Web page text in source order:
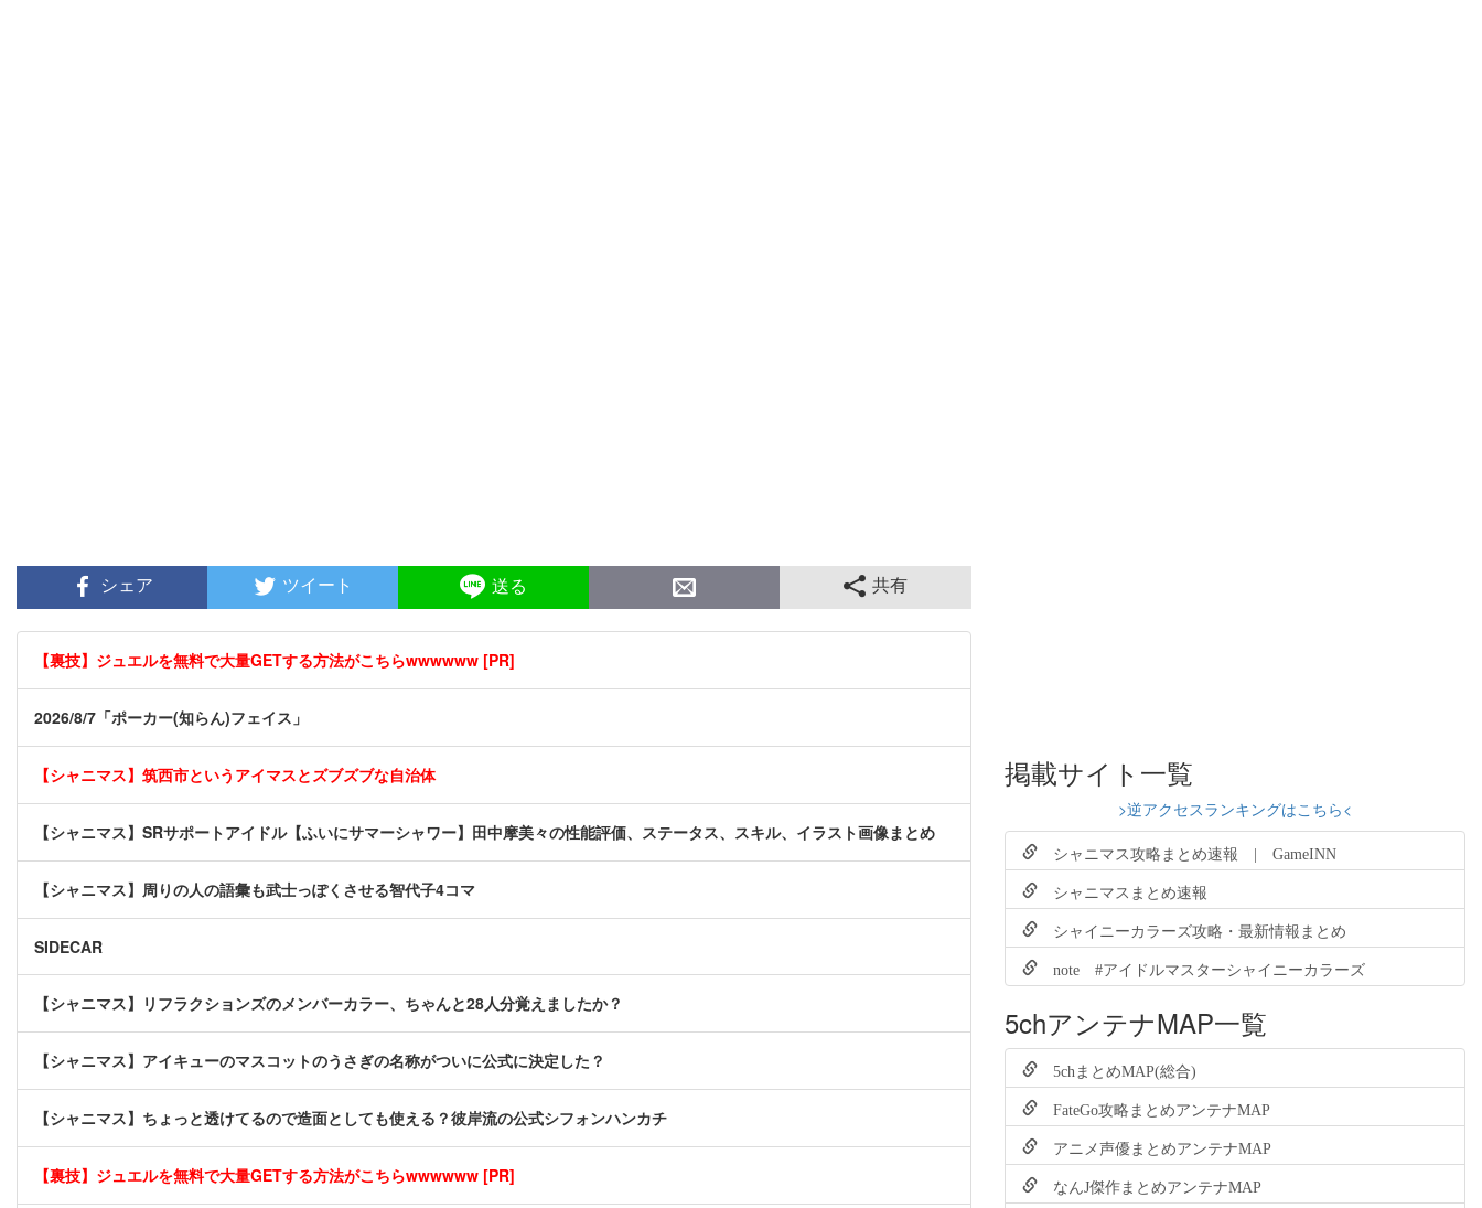
シェア ツイート 送る 共有
【裏技】ジュエルを無料で大量GETする方法がこちらwwwwww [PR]
2026/8/7「ポーカー(知らん)フェイス」
【シャニマス】筑西市というアイマスとズブズブな自治体
【シャニマス】SRサポートアイドル【ふいにサマーシャワー】田中摩美々の性能評価、ステータス、スキル、イラスト画像まとめ
【シャニマス】周りの人の語彙も武士っぽくさせる智代子4コマ
SIDECAR
【シャニマス】リフラクションズのメンバーカラー、ちゃんと28人分覚えましたか？
【シャニマス】アイキューのマスコットのうさぎの名称がついに公式に決定した？
【シャニマス】ちょっと透けてるので造面としても使える？彼岸流の公式シフォンハンカチ
【裏技】ジュエルを無料で大量GETする方法がこちらwwwwww [PR]
掲載サイト一覧
>逆アクセスランキングはこちら<
シャニマス攻略まとめ速報 | GameINN
シャニマスまとめ速報
シャイニーカラーズ攻略・最新情報まとめ
note #アイドルマスターシャイニーカラーズ
5chアンテナMAP一覧
5chまとめMAP(総合)
FateGo攻略まとめアンテナMAP
アニメ声優まとめアンテナMAP
なんJ傑作まとめアンテナMAP